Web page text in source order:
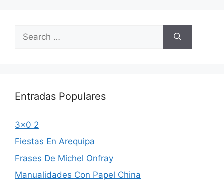
for:
Entradas Populares
3×0 2
Fiestas En Arequipa
Frases De Michel Onfray
Manualidades Con Papel China